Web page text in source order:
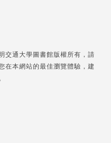
交通大學圖書館版權所有，請
在本網站的最佳瀏覽體驗，建